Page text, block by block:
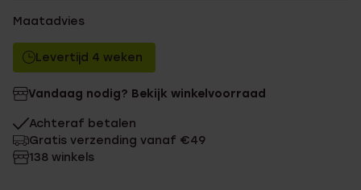
Maatadvies
Levertijd 4 weken
Vandaag nodig? Bekijk winkelvoorraad
Achteraf betalen
Gratis verzending vanaf €49
138 winkels